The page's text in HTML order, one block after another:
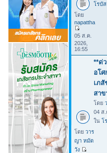
โรบั
โดย
napattha
05 ส.ค.
2026,
16:55
**ด่
อโ
เภสั
สาข
โดย
04 ส.
ใน โ
โดย วาร
ญา หมัด
วัง